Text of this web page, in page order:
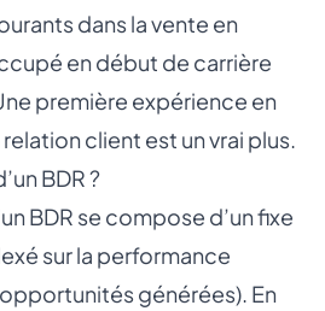
dans la vente en
en début de carrière
première expérience en
client est un vrai plus.
BDR ?
BDR se compose d’un fixe
sur la performance
générées). En